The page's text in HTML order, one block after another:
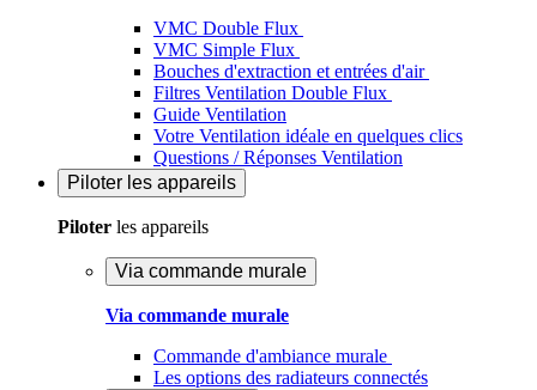
VMC Double Flux
VMC Simple Flux
Bouches d'extraction et entrées d'air
Filtres Ventilation Double Flux
Guide Ventilation
Votre Ventilation idéale en quelques clics
Questions / Réponses Ventilation
Piloter les appareils
Piloter les appareils
Via commande murale
Via commande murale
Commande d'ambiance murale
Les options des radiateurs connectés